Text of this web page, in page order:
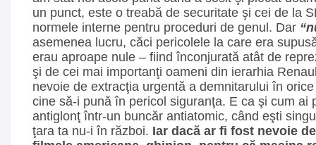
un punct, este o treabă de securitate şi cei de la
normele interne pentru proceduri de genul. Dar
asemenea lucru, căci pericolele la care era
erau aproape nule – fiind înconjurată atât de
şi de cei mai importanţi oameni din ierarhia
nevoie de extracţia urgentă a demnitarului în
cine să-i pună în pericol siguranţa. E ca şi cum ai
antiglonţ într-un buncăr antiatomic, când eşti
ţara ta nu-i în război. Iar dacă ar fi fost nevoie